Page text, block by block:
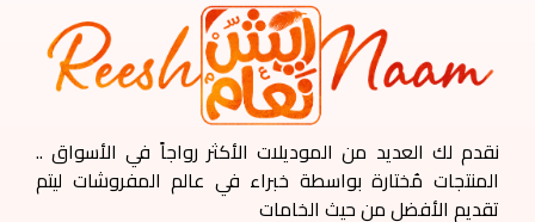
نقدم لك العديد من الموديلات الأكثر رواجاً في الأسواق ..
المنتجات مُختارة بواسطة خبراء في عالم المفروشات ليتم
تقديم الأفضل من حيث الخامات